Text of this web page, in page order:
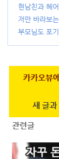
헤어지기 싫
현남친과 헤
요?
(28)
저만 바라보
맞을까요?
부모님도 포
카카오뷰
새 글과
관련글